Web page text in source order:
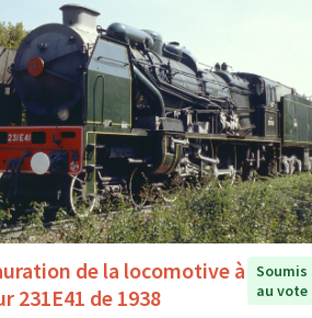
de la locomotive à
231E41 de 1938
Soumis
au vote